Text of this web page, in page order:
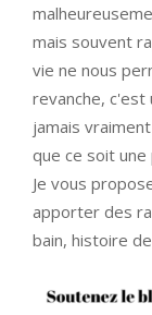
mais souvent
vie ne nous
revanche, c'est
jamais
que ce soit
Je vous
apporter des
bain, histoire